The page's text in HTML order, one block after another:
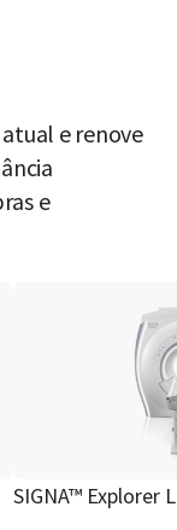
e renove
e
SIGNA™ Explorer